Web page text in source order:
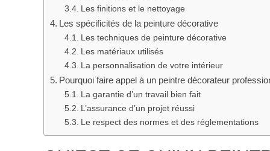
Les finitions et le nettoyage
Les spécificités de la peinture décorative
Les techniques de peinture décorative
Les matériaux utilisés
La personnalisation de votre intérieur
Pourquoi faire appel à un peintre décorateur
La garantie d’un travail bien fait
L’assurance d’un projet réussi
Le respect des normes et des réglementations